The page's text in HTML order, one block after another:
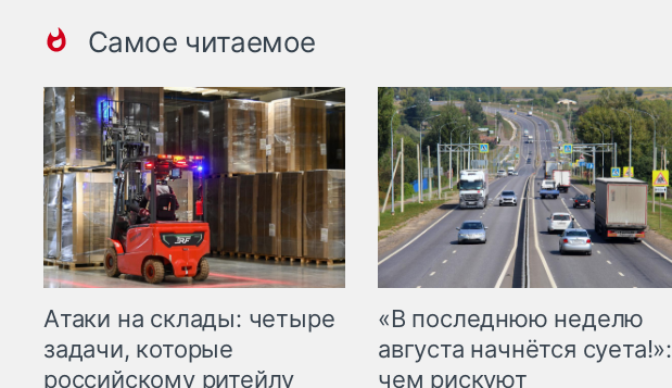
Самое читаемое
Атаки на склады: четыре
задачи, которые
российскому ритейлу
«В последнюю неделю
августа начнётся суета!»:
чем рискуют